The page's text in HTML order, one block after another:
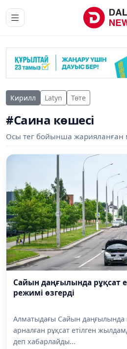
Кирилл Latyn Төте
#Саина көшесі
Осы тег бойынша жарияланған
Сайын даңғылында рұқсат
режимі өзгерді
Алматыдағы Сайын даңғылында
арналған рұқсат етілген
деп хабарлайды...